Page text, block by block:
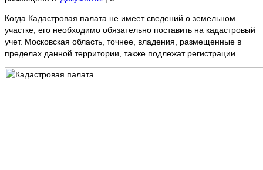
Когда Кадастровая палата не имеет сведений о земельном
участке, его необходимо обязательно поставить на кадастровый
учет. Московская область, точнее, владения, размещенные в
пределах данной территории, также подлежат регистрации.